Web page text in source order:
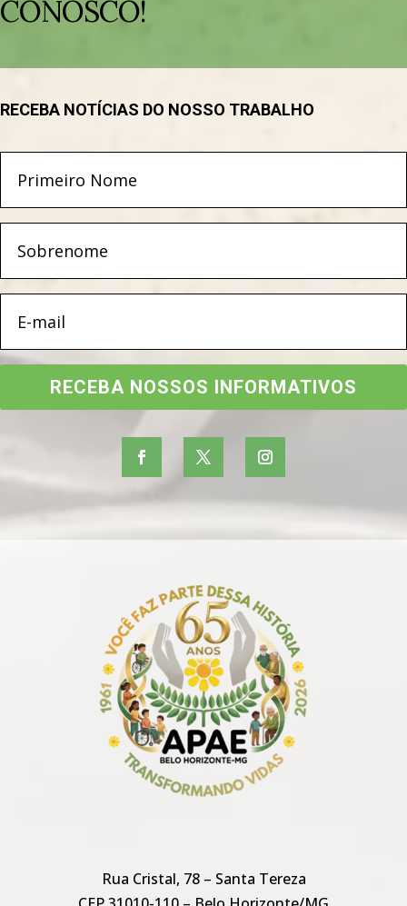
CONOSCO!
RECEBA NOTÍCIAS DO NOSSO TRABALHO
RECEBA NOSSOS INFORMATIVOS
Rua Cristal, 78 – Santa Tereza